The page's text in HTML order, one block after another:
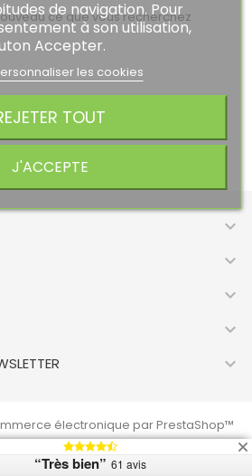
de navigation. Pour
à son utilisation,
Accepter.
les cookies
TOUT
J'ACCEPTE
ce que vous recherchez





électronique par PrestaShop™
“Très bien” 61 avis